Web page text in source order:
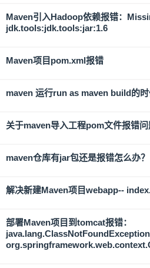
Maven引入Hadoop依赖报错：
jdk.tools:jdk.tools:jar:1.6
Maven项目pom.xml报错
maven 运行run as maven build的
关于maven导入工程pom文件报错
maven仓库有jar包还是报错怎么办？
解决新建Maven项目webapp--
部署Maven项目到tomcat报错：